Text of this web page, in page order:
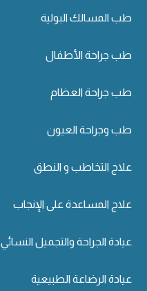
طب المسالك البولية
طب جراحة الأطفال
طب جراحة العظام
طب وجراحة العيون
علاج التخاطب و النطق
علاج المساعدة على الإنجاب
عيادة الجراحة والتجميل النسائي
عيادة الرضاعة الطبيعية